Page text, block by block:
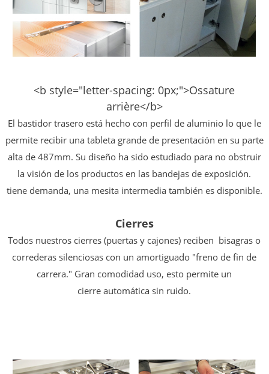
<b style="letter-spacing: 0px;">Ossature
arrière</b>
El bastidor trasero está hecho con perfil de aluminio lo que le
permite recibir una tableta grande de presentación en su parte
alta de 487mm. Su diseño ha sido estudiado para no obstruir
lavisión de los productos en las bandejas de exposición.
tiene demanda, una mesita intermedia también es disponible.
Cierres
Todos nuestros cierres (puertas y cajones) reciben bisagras o
correderas silenciosas con unamortiguado "freno de fin de
carrera." Gran comodidad uso, esto permite un
cierreautomática sin ruido.